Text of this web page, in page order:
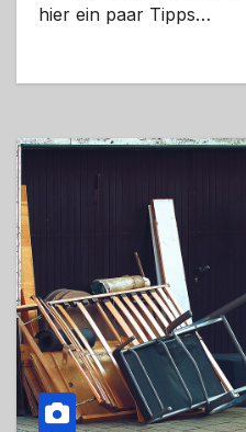
hier ein paar Tipps…